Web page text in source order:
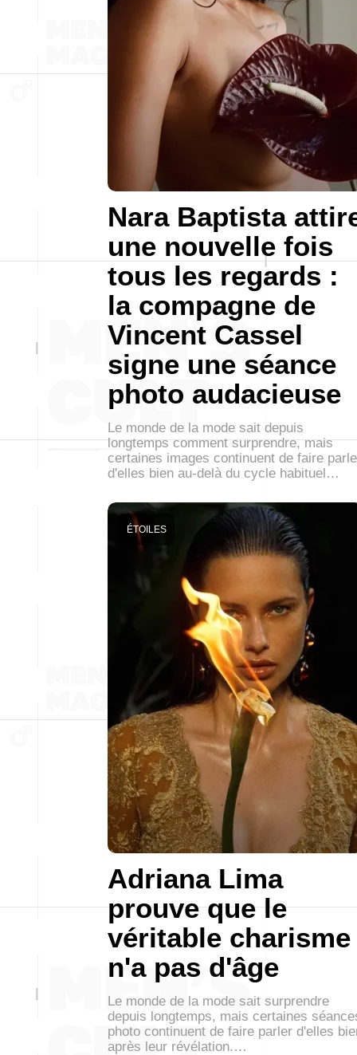
Nara Baptista
une nouvelle fois
tous les regards :
la compagne de
Vincent Cassel
signe une séance
photo audacieuse
Le monde de la mode sait depuis
longtemps comment surprendre, mais
certaines images continuent de faire
d'elles bien au-delà du cycle habituel…
Adriana Lima
prouve que le
véritable charisme
n'a pas d'âge
ÉTOILES
Le monde de la mode sait surprendre
depuis longtemps, mais certaines
photo continuent de faire parler d'elles
après leur révélation.…